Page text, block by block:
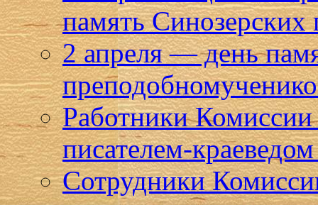
память
2 апреля — день
Работники Комиссии
писателем-
Сотрудники